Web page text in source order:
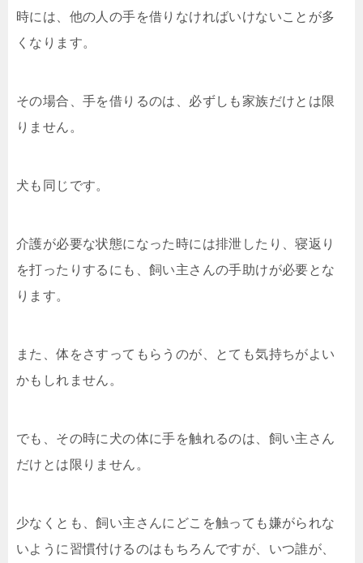
時には、他の人の手を借りなければいけないことが多
くなります。
その場合、手を借りるのは、必ずしも家族だけとは限
りません。
犬も同じです。
介護が必要な状態になった時には排泄したり、寝返り
を打ったりするにも、飼い主さんの手助けが必要とな
ります。
また、体をさすってもらうのが、とても気持ちがよい
かもしれません。
でも、その時に犬の体に手を触れるのは、飼い主さん
だけとは限りません。
少なくとも、飼い主さんにどこを触っても嫌がられな
いように習慣付けるのはもちろんですが、いつ誰が、